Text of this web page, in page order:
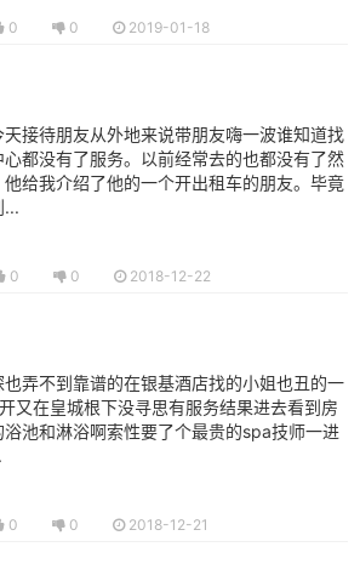
0 0 2019-01-18
接待朋友从外地来说带朋友嗨一波谁知道找
都没有了服务。以前经常去的也都没有了然
给我介绍了他的一个开出租车的朋友。毕竟
...
0 0 2018-12-22
弄不到靠谱的在银基酒店找的小姐也丑的一
又在皇城根下没寻思有服务结果进去看到房
池和淋浴啊索性要了个最贵的spa技师一进
0 0 2018-12-21